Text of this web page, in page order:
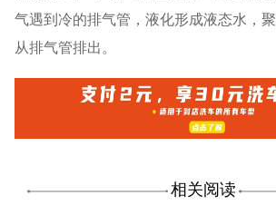
气遇到冷的排气管，液化形成液态水，
从排气管排出。
相关阅读